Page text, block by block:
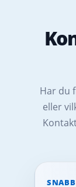
Har du
eller